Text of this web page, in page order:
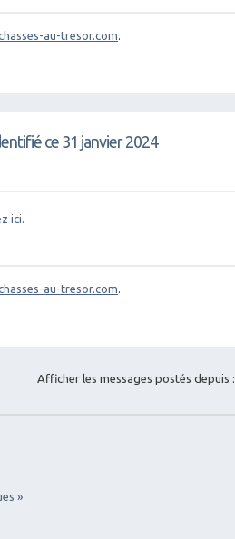
au-tresor.com.
ce 31 janvier 2024
ici.
au-tresor.com
Afficher les messages postés depuis :
»